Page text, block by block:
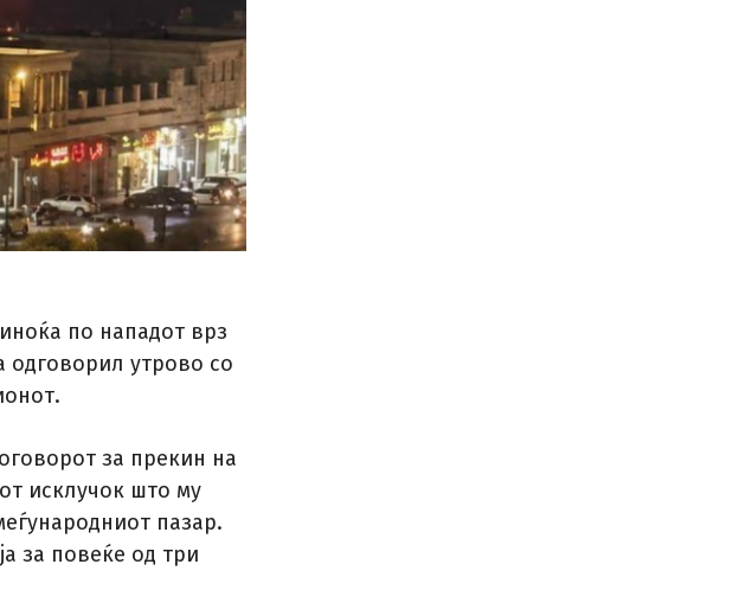
по нападот врз
одговорил утрово со
за прекин на
исклучок што му
пазар.
за повеќе од три